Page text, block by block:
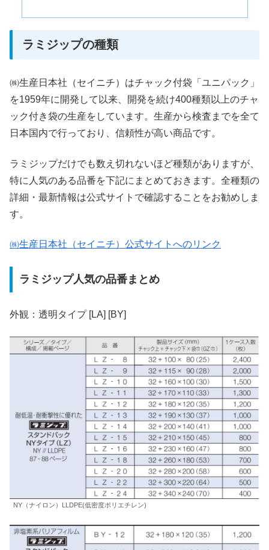
ラミジップの種類
㈱生産日本社（セイニチ）はチャック付袋「ユニパック」
を1959年に開発して以来、開発を続け400種類以上のチャ
ック付き袋の生産をしています。生産から検査までを全て
日本国内で行っており、信頼性が高い商品です。
ラミジップだけでも数え切れないほど種類がありますが、
特に人気のある品番を下記にまとめておきます。全種類の
詳細・最新情報は公式サイトで確認することをお勧めしま
す。
㈱生産日本社（セイニチ）公式サイトへのリンク
ラミジップ人気の品番まとめ
外観：透明タイプ [LA] [BY]
NY（ナイロン）LLDPE(低密度ポリエチレン)